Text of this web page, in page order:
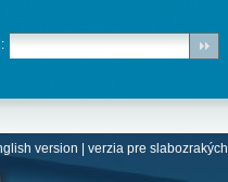
version verzia pre slabozrakých